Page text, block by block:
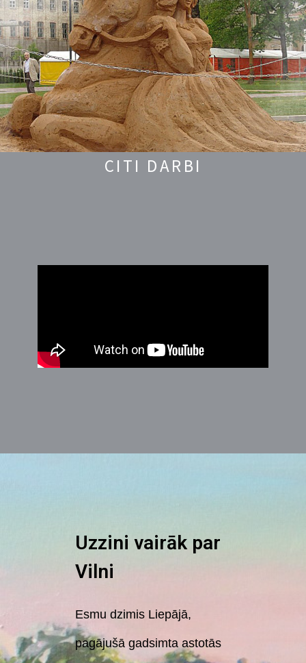
CITI DARBI
Uzzini vairāk par
Vilni
Esmu dzimis Liepājā,
pagājušā gadsimta astotās